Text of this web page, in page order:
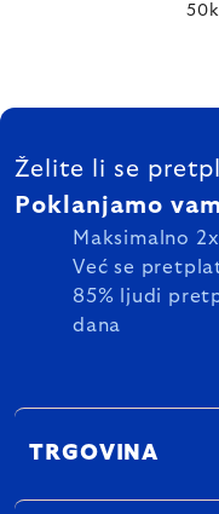
FOOTER
Želite li se
Poklanjamo
Maksimalno
Već se
85% ljudi
dana
TRGOVINA